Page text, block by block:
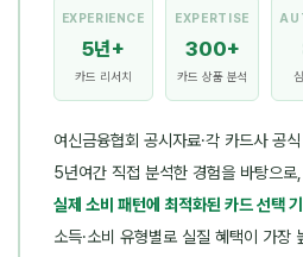
EXPERIENCE
5년+
카드 리서치
EXPERTISE
300+
카드 상품 분석
여신금융협회 공시자료·각 카드사 공
5년여간 직접 분석한 경험을 바탕으로
실제 소비 패턴에 최적화된 카드 선택
소득·소비 유형별로 실질 혜택이 가장